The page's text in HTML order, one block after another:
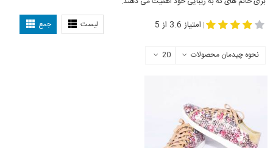
لیست جمع | امتیاز 3.6 از 5
نحوه چیدمان محصولات 20